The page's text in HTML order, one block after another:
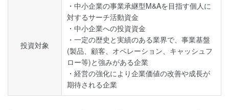
投資対象
・中小企業の事業承継型M&Aを目指す個人に
対するサーチ活動資金
・中小企業への投資資金
・一定の歴史と実績のある業界で、事業基盤
(製品、顧客、オペレーション、キャッシュフ
ロー等)と強みがある企業
・経営の強化により企業価値の改善や成長が
期待される企業